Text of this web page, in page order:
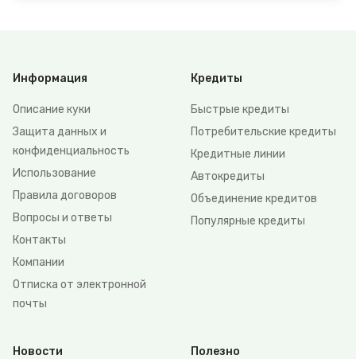
Информация
Описание куки
Защита данных и
конфиденциальность
Использование
Правила договоров
Вопросы и ответы
Контакты
Компании
Отписка от электронной
почты
Кредиты
Быстрые кредиты
Потребительские кредиты
Кредитные линии
Автокредиты
Объединение кредитов
Популярные кредиты
Новости Полезно